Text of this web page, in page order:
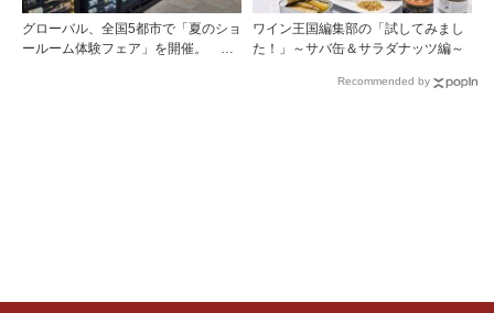
グローバル、全国5都市で「夏のショ
ールーム体験フェア」を開催。 ワ
ワイン王国編集部の「試してみまし
た！」～サバ缶＆サラダナッツ編～
Recommended by